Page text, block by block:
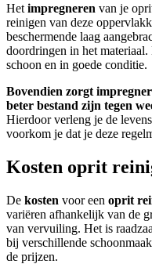
Het impregneren van je
reinigen van deze
beschermende laag
doordringen in het
schoon en in goede conditie.
Bovendien zorgt
beter bestand zijn tegen
Hierdoor verleng je de
voorkom je dat je deze
Kosten oprit
De kosten voor een oprit
variëren afhankelijk van de
van vervuiling. Het is
bij verschillende
de prijzen.